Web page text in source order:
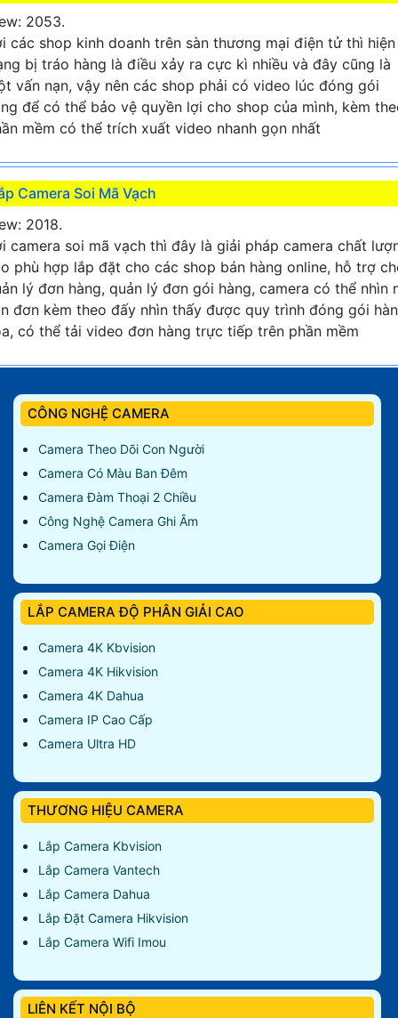
2053.
các shop kinh doanh trên sàn thương mại điện tử thì hiện
bị tráo hàng là điều xảy ra cực kì nhiều và đây cũng là
vấn nạn, vậy nên các shop phải có video lúc đóng gói
để có thể bảo vệ quyền lợi cho shop của mình, kèm
mềm có thể trích xuất video nhanh gọn nhất
Camera Soi Mã Vạch
2018.
camera soi mã vạch thì đây là giải pháp camera chất
phù hợp lắp đặt cho các shop bán hàng online, hỗ trợ
lý đơn hàng, quản lý đơn gói hàng, camera có thể nhìn
đơn kèm theo đấy nhìn thấy được quy trình đóng gói
có thể tải video đơn hàng trực tiếp trên phần mềm
CÔNG NGHỆ CAMERA
Camera Theo Dõi Con Người
Camera Có Màu Ban Đêm
Camera Đàm Thoại 2 Chiều
Công Nghệ Camera Ghi Âm
Camera Gọi Điện
LẮP CAMERA ĐỘ PHÂN GIẢI CAO
Camera 4K Kbvision
Camera 4K Hikvision
Camera 4K Dahua
Camera IP Cao Cấp
Camera Ultra HD
THƯƠNG HIỆU CAMERA
Lắp Camera Kbvision
Lắp Camera Vantech
Lắp Camera Dahua
Lắp Đặt Camera Hikvision
Lắp Camera Wifi Imou
LIÊN KẾT NỘI BỘ